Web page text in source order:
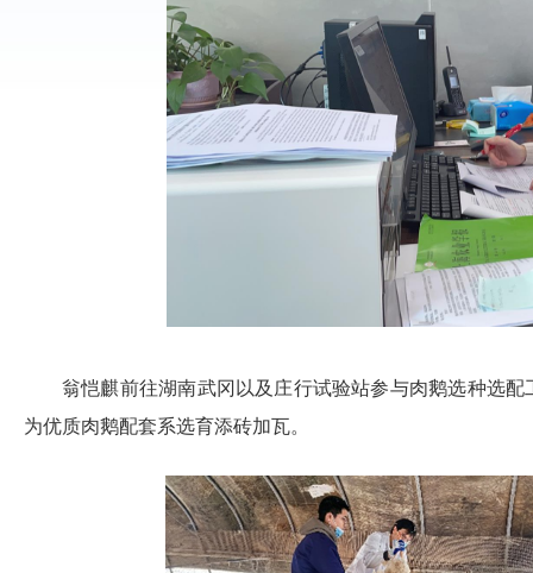
翁恺麒前往湖南武冈以及庄行试验站参与肉鹅选种选
为优质肉鹅配套系选育添砖加瓦。